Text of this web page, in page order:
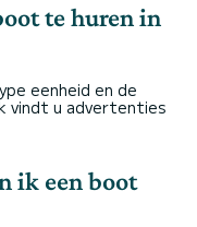
te huren in
eenheid en de
vindt u advertenties
ik een boot